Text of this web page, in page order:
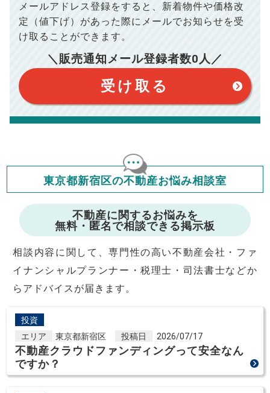
総支払額 100,050 円
このシミュレーターは元利均等返済方式で試算しています。
このシミュレーターは、四捨五入にて計算しております。
このシミュレーターはお借り入れの全期間で金利が変わらない設
このシミュレーターでの結果は、お借り入れを保証するものでは
ありません。
このシミュレーターをご利用された方の、いかなる損害について
ますが、お借り入れの際に各金融機関にご相談ください。
会員マイページでは
修繕費・管理費の計算もできます
※シミュレーター結果はあくまでも概算であり、手残り金額を
保証するものではございません。
※上記売却費用には、住所変更登記の費用、引っ越し費用、住
宅ローンの一括繰上返済の手数料等は含まれておりませんの
で予めご了承ください。
※仲介手数料は宅地建物取引業法で定められた上限で計算して
おります。（物件価格×3%＋6万円＋消費税）
メールアドレス登録をすると、 新着物件や価格改
定（値下げ）があった際に メールでお知らせを受
け取ることができます。
＼販売通知メール登録者数0人／
受け取る
東京都新宿区の不動産お悩み相談室
不動産に関するお悩みを
無料・匿名で相談できる掲示板
相談内容に関して、専門性の高い不動産会社・ファ
イナンシャルプランナー・税理士・司法書士などか
らアドバイスが届きます。
投資
エリア
東京都新宿区 投稿日 2026/07/17
不動産クラウドファンディングって安全なん
ですか？